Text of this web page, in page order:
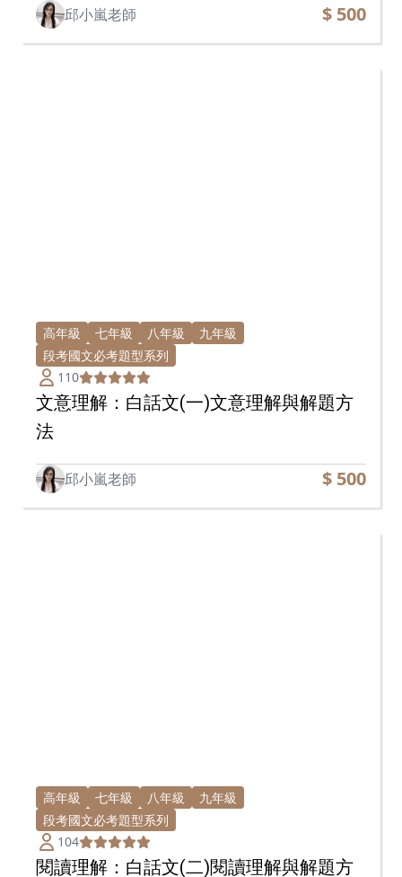
邱小嵐老師 $ 500
高年級 七年級 八年級
九年級
段考國文必考題型系列
110
文意理解：白話文(一)文意理解與解題方
法
邱小嵐老師 $ 500
高年級 七年級 八年級
九年級
段考國文必考題型系列
104
閱讀理解：白話文(二)閱讀理解與解題方